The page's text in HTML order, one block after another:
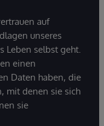
auf
unseres
Leben selbst geht.
einen
Daten haben, die
mit denen sie sich
sie